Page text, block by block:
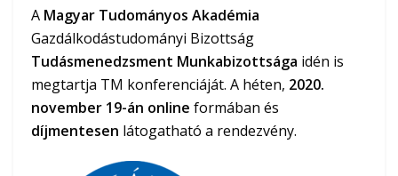
A Magyar Tudományos Akadémia
Gazdálkodástudományi Bizottság
Tudásmenedzsment Munkabizottsága idén is
megtartja TM konferenciáját. A héten, 2020.
november 19-án online formában és
díjmentesen látogatható a rendezvény.